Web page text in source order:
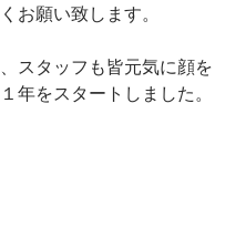
お願い致します。
スタッフも皆元気に顔を
年をスタートしました。